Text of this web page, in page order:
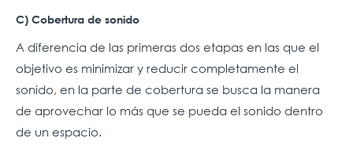
C) Cobertura de sonido
A diferencia de las primeras dos etapas en las que el
objetivo es minimizar y reducir completamente el
sonido, en la parte de cobertura se busca la manera
de aprovechar lo más que se pueda el sonido dentro
de un espacio.